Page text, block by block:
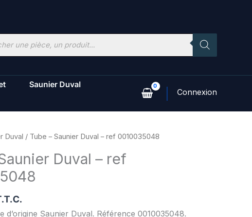
Saunier Duval
Duval / Tube – Saunier Duval – ref 0010035048
Duval – ref
d’origine Saunier Duval. Référence 0010035048.